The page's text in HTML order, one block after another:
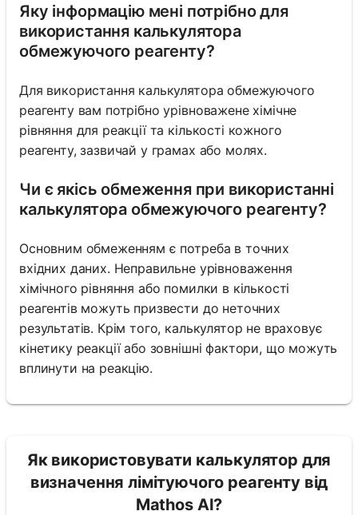
Яку інформацію мені потрібно для
використання калькулятора
обмежуючого реагенту?
Для використання калькулятора обмежуючого
реагенту вам потрібно урівноважене хімічне
рівняння для реакції та кількості кожного
реагенту, зазвичай у грамах або молях.
Чи є якісь обмеження при використанні
калькулятора обмежуючого реагенту?
Основним обмеженням є потреба в точних
вхідних даних. Неправильне урівноваження
хімічного рівняння або помилки в кількості
реагентів можуть призвести до неточних
результатів. Крім того, калькулятор не враховує
кінетику реакції або зовнішні фактори, що можуть
вплинути на реакцію.
Як використовувати калькулятор для
визначення лімітуючого реагенту від
Mathos AI?